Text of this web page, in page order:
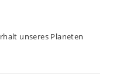
unseres Planeten